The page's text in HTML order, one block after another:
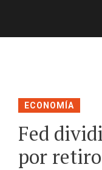
ECONOMÍA
Fed
por